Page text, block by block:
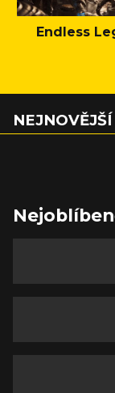
Endless